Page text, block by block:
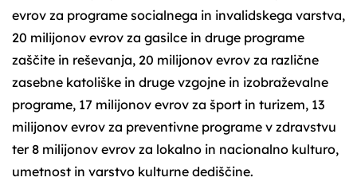
evrov za programe socialnega in invalidskega varstva,
20 milijonov evrov za gasilce in druge programe
zaščite in reševanja, 20 milijonov evrov za različne
zasebne katoliške in druge vzgojne in izobraževalne
programe, 17 milijonov evrov za šport in turizem, 13
milijonov evrov za preventivne programe v zdravstvu
ter 8 milijonov evrov za lokalno in nacionalno kulturo,
umetnost in varstvo kulturne dediščine.